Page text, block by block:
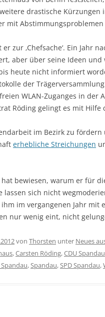
drastische Kürzungen
mit
er zur ‚Chefsache‘. Ein Jahr
aber über seine Ideen und
heute nicht informiert
der
WLAN-Zuganges in der
Röding gelingt es mit
im Bezirk zu
erhebliche Streichungen
bewiesen, warum er für
lassen sich nicht
im vergangenen Jahr mit
nur wenig eint, nicht
von Thorsten unter Neues
,Carsten Röding,CDU Spandau
,Spandau,SPD Spandau,